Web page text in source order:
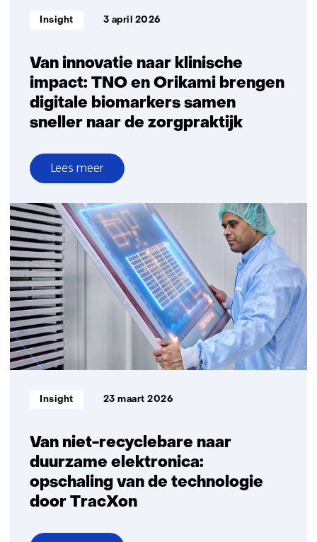
Van innovatie naar klinische
impact: TNO en Orikami brengen
digitale biomarkers samen
sneller naar de zorgpraktijk
Informatietype:
Insight 3 april 2026
Lees meer
over
Van
innovatie
naar
klinische
impact:
TNO
en
Orikami
brengen
digitale
biomarkers
sneller
de
zorgpraktijk
Van niet-recyclebare naar
duurzame elektronica:
opschaling van de technologie
door TracXon
Informatietype:
Insight 23 maart 2026